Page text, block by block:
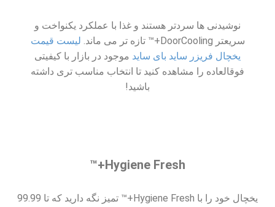
نوشیدنی ها سردتر هستند و غذا با عملکرد یکنواخت و
سریعتر DoorCooling+™ تازه تر می ماند.
لیست قیمت
یخچال فریزر ساید بای ساید موجود در بازار با کیفیتی
فوقالعاده را مشاهده کنید تا انتخاب مناسب تری داشته
باشید!
Hygiene Fresh+™
یخچال خود را با Hygiene Fresh+™ تمیز نگه دارید که تا 99.99